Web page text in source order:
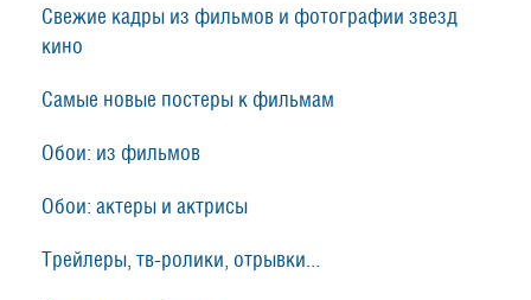
Свежие кадры из фильмов и фотографии звезд
кино
Самые новые постеры к фильмам
Обои: из фильмов
Обои: актеры и актрисы
Трейлеры, тв-ролики, отрывки...